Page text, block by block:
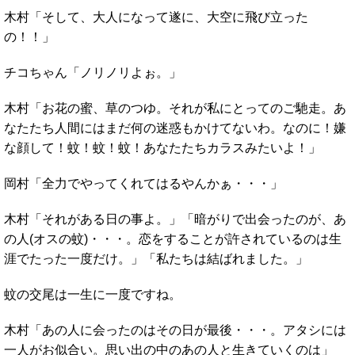
木村「そして、大人になって遂に、大空に飛び立った
の！！」
チコちゃん「ノリノリよぉ。」
木村「お花の蜜、草のつゆ。それが私にとってのご馳走。あ
なたたち人間にはまだ何の迷惑もかけてないわ。なのに！嫌
な顔して！蚊！蚊！蚊！あなたたちカラスみたいよ！」
岡村「全力でやってくれてはるやんかぁ・・・」
木村「それがある日の事よ。」「暗がりで出会ったのが、あ
の人(オスの蚊)・・・。恋をすることが許されているのは生
涯でたった一度だけ。」「私たちは結ばれました。」
蚊の交尾は一生に一度ですね。
木村「あの人に会ったのはその日が最後・・・。アタシには
一人がお似合い。思い出の中のあの人と生きていくのは」